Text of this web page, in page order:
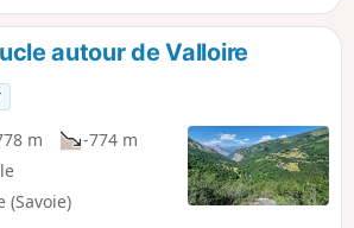
autour de Valloire
m
-774 m
(Savoie)